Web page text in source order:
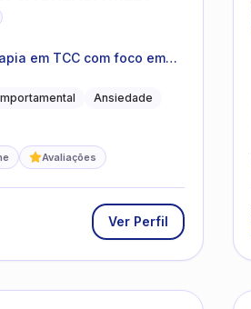
em TCC com foco em
o cotidianoAnsiedade
Avaliações
Ver Perfil